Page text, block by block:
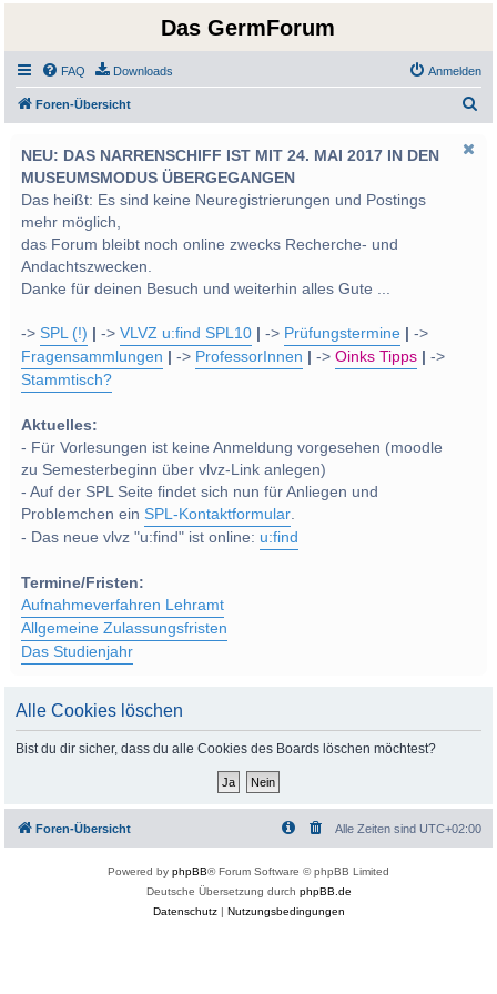
Das GermForum
FAQ Downloads Anmelden
Foren-Übersicht
NEU: DAS NARRENSCHIFF IST MIT 24. MAI 2017 IN DEN
MUSEUMSMODUS ÜBERGEGANGEN
Das heißt: Es sind keine Neuregistrierungen und Postings
mehr möglich,
das Forum bleibt noch online zwecks Recherche- und
Andachtszwecken.
Danke für deinen Besuch und weiterhin alles Gute ...
->SPL (!) ->VLVZ u:find SPL10 -> Prüfungstermine
->
Fragensammlungen
-> ProfessorInnen ->Oinks Tipps
->
Stammtisch?
Aktuelles:
- Für Vorlesungen ist keine Anmeldung vorgesehen (moodle
zu Semesterbeginn über vlvz-Link anlegen)
- Auf der SPL Seite findet sich nun für Anliegen und
Problemchen einSPL-Kontaktformular.
- Das neue vlvz "u:find" ist online: u:find
Termine/Fristen:
Aufnahmeverfahren Lehramt
Allgemeine Zulassungsfristen
Das Studienjahr
Alle Cookies löschen
Bist du dir sicher, dass du alle Cookies des Boards löschen möchtest?
Foren-Übersicht Alle Zeiten sind UTC+02:00
Powered by phpBB® Forum Software © phpBB Limited
Deutsche Übersetzung durch phpBB.de
Datenschutz| Nutzungsbedingungen